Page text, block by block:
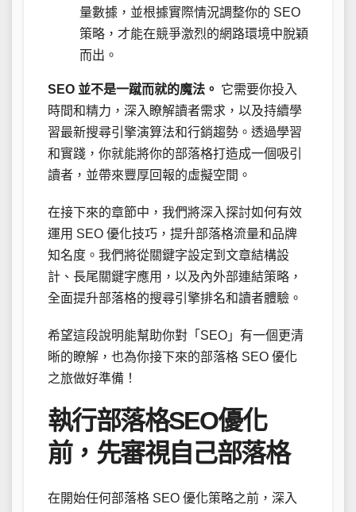
量數據，並根據實際情況調整你的 SEO
策略，才能在競爭激烈的網路環境中脫穎
而出。
SEO 並不是一蹴而就的魔法。 它需要你投入
時間和精力，深入瞭解讀者需求，以及持續學
習最新搜尋引擎演算法和行銷趨勢。透過學習
和實踐，你就能將你的部落格打造成一個吸引
讀者，並帶來豐厚回報的虛擬空間。
在接下來的章節中，我們將深入探討如何有效
運用 SEO 優化技巧，提升部落格流量和品牌
知名度。我們將從關鍵字設定到文章結構設
計、長尾關鍵字應用，以及內外部連結策略，
全面提升部落格的搜尋引擎排名和讀者體驗。
希望這段說明能幫助你對「SEO」有一個更清
晰的瞭解，也為你接下來的部落格 SEO 優化
之旅做好準備！
執行部落格SEO優化
前，先審視自己部落格
在開始任何部落格 SEO 優化策略之前，深入